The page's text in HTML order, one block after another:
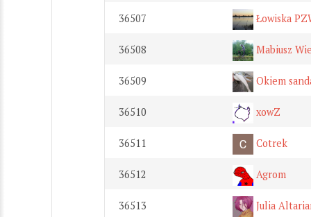
36507 Łowiska
36508 Mabiusz
36509 Okiem
36510 xowZ
36511 Cotrek
36512 Agrom
36513 Julia